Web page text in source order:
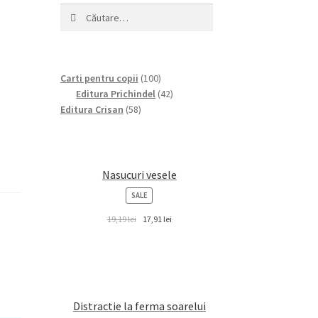
Carti pentru copii 100100
products
Editura Prichindel 4242
Editura Crisan 5858
Nasucuri vesele
SALEPRODUCT
ON
SALE
19,19lei 17,91 lei
Distractie la ferma soarelui